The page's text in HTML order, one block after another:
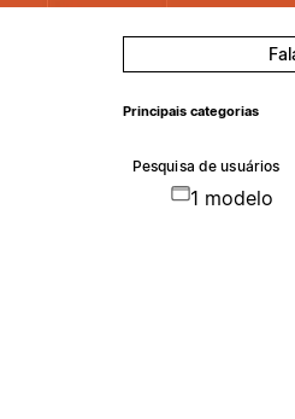
Principais categorias
Pesquisa de usuários
1 modelo